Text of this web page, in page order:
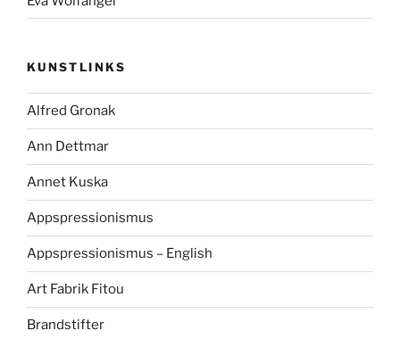
KUNSTLINKS
Alfred Gronak
Ann Dettmar
Annet Kuska
Appspressionismus
Appspressionismus – English
Art Fabrik Fitou
Brandstifter